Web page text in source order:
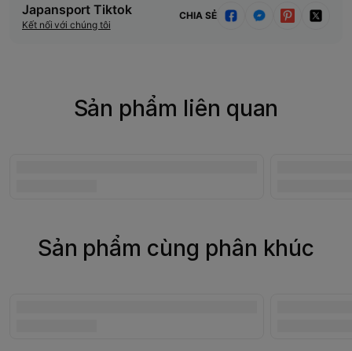
Japansport Tiktok
Kết nối với chúng tôi
CHIA SẺ
Sản phẩm liên quan
Sản phẩm cùng phân khúc